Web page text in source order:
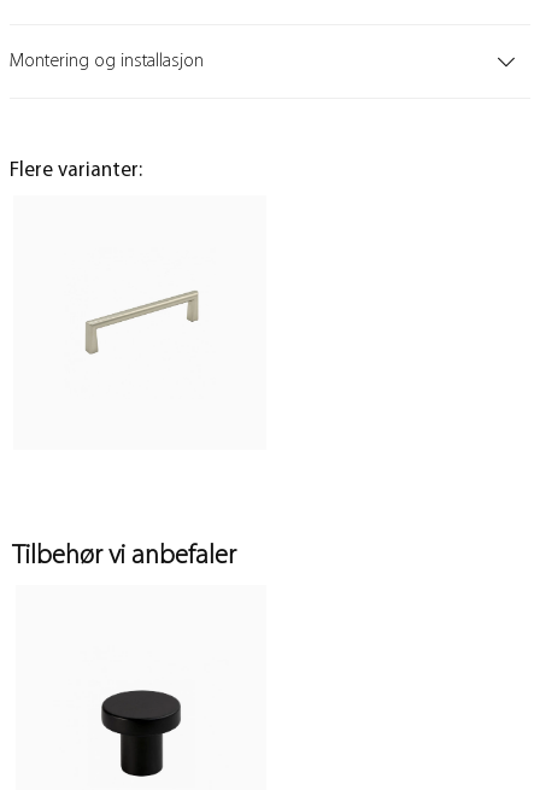
Montering og installasjon
Flere varianter:
Tilbehør vi anbefaler